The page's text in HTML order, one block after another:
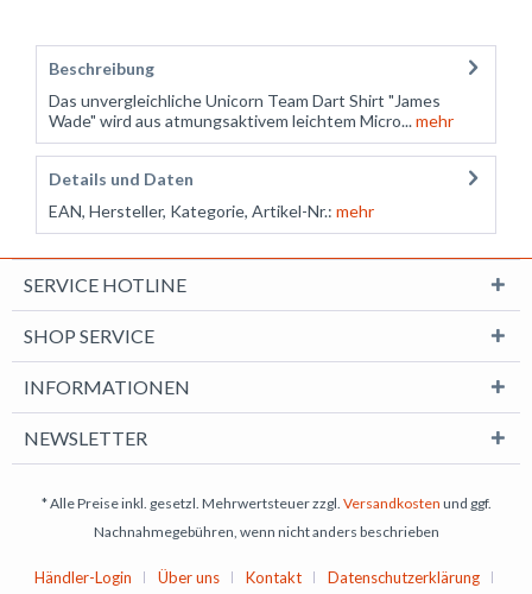
Beschreibung
Das unvergleichliche Unicorn Team Dart Shirt "James
Wade" wird aus atmungsaktivem leichtem Micro...mehr
Details und Daten
EAN, Hersteller, Kategorie, Artikel-Nr.: mehr
SERVICE HOTLINE
SHOP SERVICE
INFORMATIONEN
NEWSLETTER
* Alle Preise inkl. gesetzl. Mehrwertsteuer zzgl. Versandkosten und ggf.
Nachnahmegebühren, wenn nicht anders beschrieben
Händler-Login Über uns Kontakt Datenschutzerklärung